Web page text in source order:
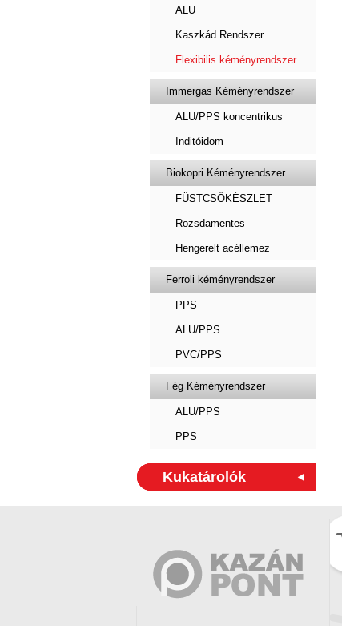
ALU
Kaszkád Rendszer
Flexibilis kéményrendszer
Immergas Kéményrendszer
ALU/PPS koncentrikus
Inditóidom
Biokopri Kéményrendszer
FÜSTCSŐKÉSZLET
Rozsdamentes
Hengerelt acéllemez
Ferroli kéményrendszer
PPS
ALU/PPS
PVC/PPS
Fég Kéményrendszer
ALU/PPS
PPS
Kukatárolók